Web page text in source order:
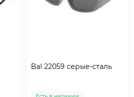
Bal 22059 серые-сталь